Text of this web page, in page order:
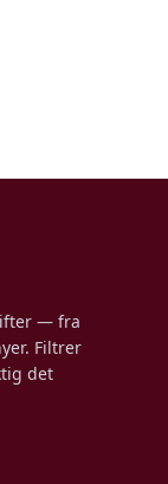
— fra
Filtrer
det